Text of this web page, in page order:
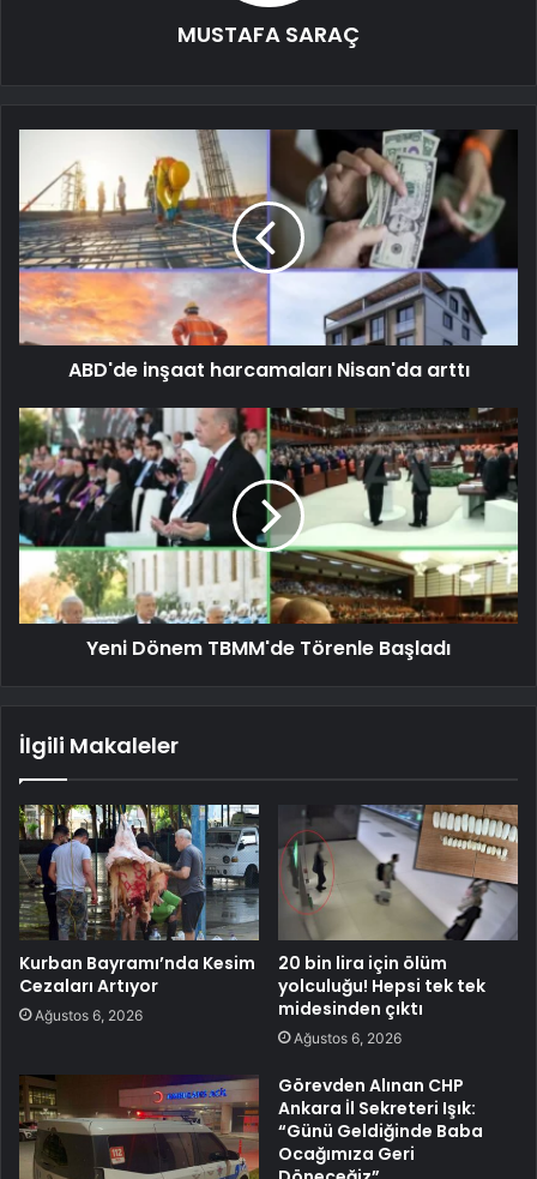
MUSTAFA SARAÇ
ABD'de inşaat harcamaları Nisan'da arttı
Yeni Dönem TBMM'de Törenle Başladı
İlgili Makaleler
Kurban Bayramı’nda Kesim
Cezaları Artıyor
Ağustos 6, 2026
20 bin lira için ölüm
yolculuğu! Hepsi tek tek
midesinden çıktı
Ağustos 6, 2026
Görevden Alınan CHP
Ankara İl Sekreteri Işık:
“Günü Geldiğinde Baba
Ocağımıza Geri